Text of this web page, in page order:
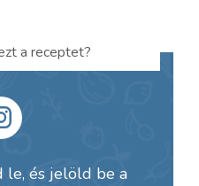
a receptet?
le, és jelöld be a